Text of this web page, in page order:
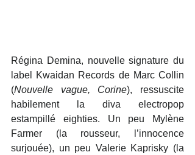
Régina Demina, nouvelle signature du
label Kwaidan Records de Marc Collin
(Nouvelle vague, Corine), ressuscite
habilement la diva electropop
estampillé eighties. Un peu Mylène
Farmer (la rousseur, l’innocence
surjouée), un peu Valerie Kaprisky (la